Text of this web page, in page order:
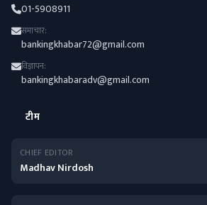
01-5908911
समाचार:
bankingkhabar72@gmail.com
विज्ञापन:
bankingkhabaradv@gmail.com
टीम
CHIEF EDITOR
Madhav Nirdosh